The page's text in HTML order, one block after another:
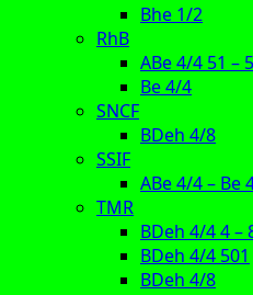
Bhe 1/2
RhB
ABe 4/4 51 –
Be 4/4
SNCF
BDeh 4/8
SSIF
ABe 4/4 – Be
TMR
BDeh 4/4 4 –
BDeh 4/4 501
BDeh 4/8